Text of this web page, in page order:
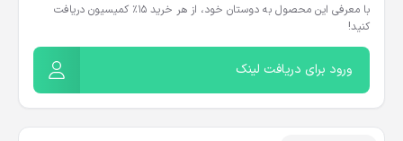
با معرفی این محصول به دوستان خود، از هر خرید ۱۵٪ کمیسیون دریافت
کنید!
ورود برای دریافت لینک